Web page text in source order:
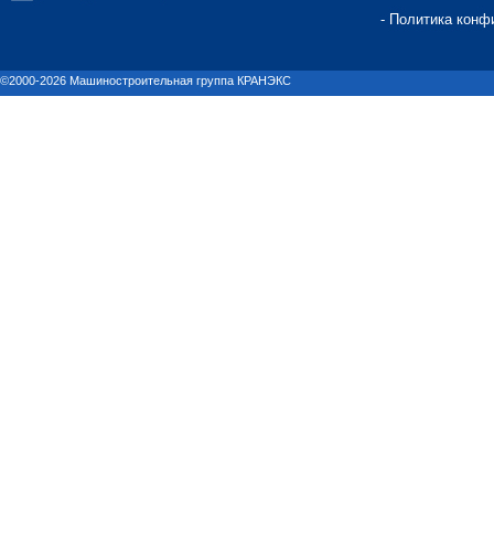
- Политика
©2000-2026 Машиностроительная группа КРАНЭКС